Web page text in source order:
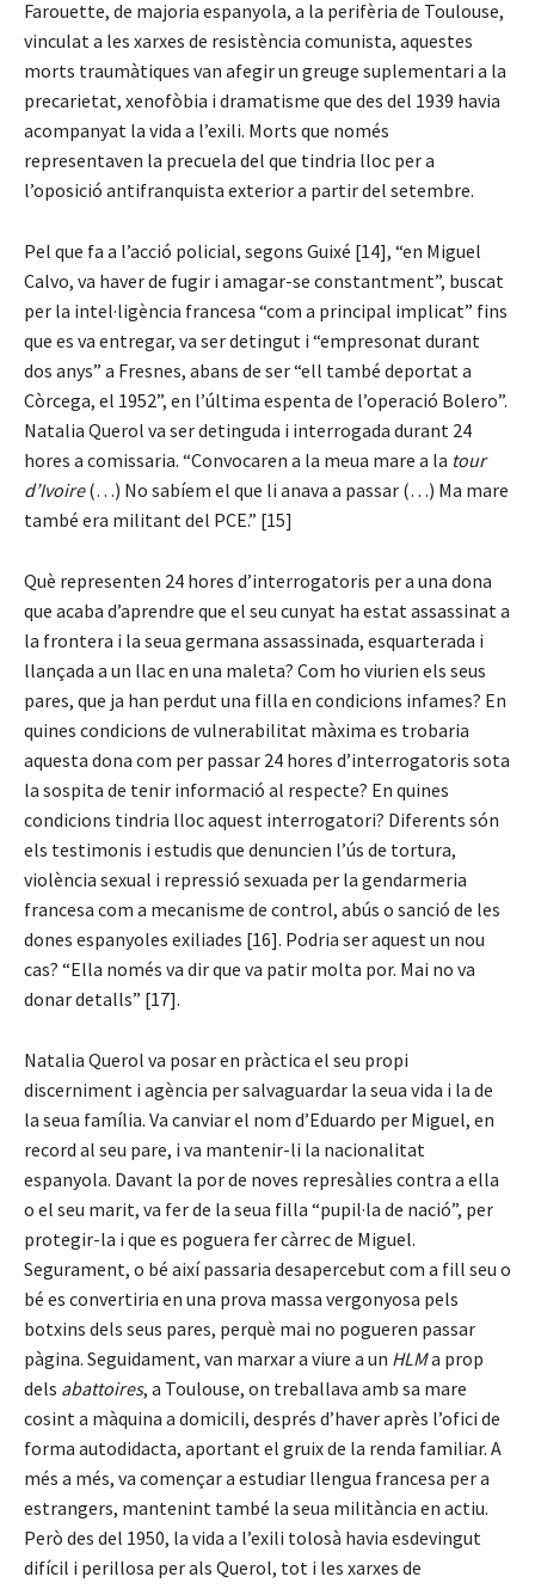
Farouette, de majoria espanyola, a la perifèria de Toulouse,
vinculat a les xarxes de resistència comunista, aquestes
morts traumàtiques van afegir un greuge suplementari a la
precarietat, xenofòbia i dramatisme que des del 1939 havia
acompanyat la vida a l’exili. Morts que només
representaven la precuela del que tindria lloc per a
l’oposició antifranquista exterior a partir del setembre.
Pel que fa a l’acció policial, segons Guixé [14], “en Miguel
Calvo, va haver de fugir i amagar-se constantment”, buscat
per la intel·ligència francesa “com a principal implicat” fins
que es va entregar, va ser detingut i “empresonat durant
dos anys” a Fresnes, abans de ser “ell també deportat a
Còrcega, el 1952”, en l’última espenta de l’operació Bolero”.
Natalia Querol va ser detinguda i interrogada durant 24
hores a comissaria. “Convocaren a la meua mare a la tour
d’Ivoire(…) No sabíem el que li anava a passar (…) Ma mare
també era militant del PCE.” [15]
Què representen 24 hores d’interrogatoris per a una dona
que acaba d’aprendre que el seu cunyat ha estat assassinat a
la frontera i la seua germana assassinada, esquarterada i
llançada a un llac en una maleta? Com ho viurien els seus
pares, que ja han perdut una filla en condicions infames? En
quines condicions de vulnerabilitat màxima es trobaria
aquesta dona com per passar 24 hores d’interrogatoris sota
la sospita de tenir informació al respecte? En quines
condicions tindria lloc aquest interrogatori? Diferents són
els testimonis i estudis que denuncien l’ús de tortura,
violència sexual i repressió sexuada per la gendarmeria
francesa com a mecanisme de control, abús o sanció de les
dones espanyoles exiliades [16]. Podria ser aquest un nou
cas? “Ella només va dir que va patir molta por. Mai no va
donar detalls” [17].
Natalia Querol va posar en pràctica el seu propi
discerniment i agència per salvaguardar la seua vida i la de
la seua família. Va canviar el nom d’Eduardo per Miguel, en
record al seu pare, i va mantenir-li la nacionalitat
espanyola. Davant la por de noves represàlies contra a ella
o el seu marit, va fer de la seua filla “pupil·la de nació”, per
protegir-la i que es poguera fer càrrec de Miguel.
Segurament, o bé així passaria desapercebut com a fill seu o
bé es convertiria en una prova massa vergonyosa pels
botxins dels seus pares, perquè mai no pogueren passar
pàgina. Seguidament, van marxar a viure a un HLMa prop
dels abattoires, a Toulouse, on treballava amb sa mare
cosint a màquina a domicili, després d’haver après l’ofici de
forma autodidacta, aportant el gruix de la renda familiar. A
més a més, va començar a estudiar llengua francesa per a
estrangers, mantenint també la seua militància en actiu.
Però des del 1950, la vida a l’exili tolosà havia esdevingut
difícil i perillosa per als Querol, tot i les xarxes de